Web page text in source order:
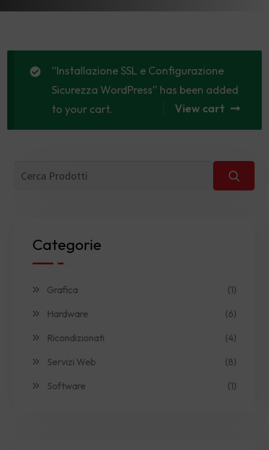
“Installazione SSL e Configurazione
Sicurezza WordPress” has been added
to your cart.
View cart
Categorie
Grafica
(1)
Hardware
(6)
Ricondizionati
(4)
Servizi Web
(8)
Software
(1)